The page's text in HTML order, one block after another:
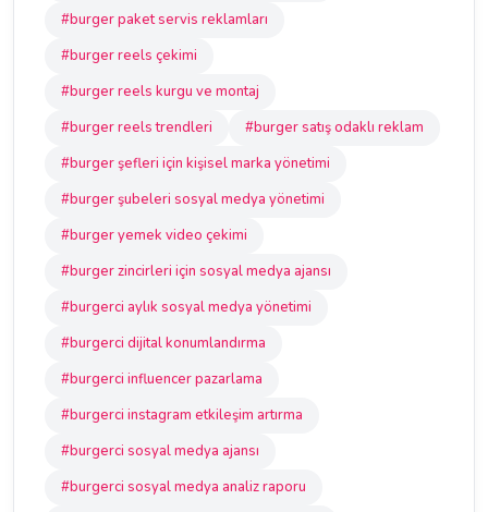
#burger paket servis reklamları
#burger reels çekimi
#burger reels kurgu ve montaj
#burger reels trendleri
#burger satış odaklı reklam
#burger şefleri için kişisel marka yönetimi
#burger şubeleri sosyal medya yönetimi
#burger yemek video çekimi
#burger zincirleri için sosyal medya ajansı
#burgerci aylık sosyal medya yönetimi
#burgerci dijital konumlandırma
#burgerci influencer pazarlama
#burgerci instagram etkileşim artırma
#burgerci sosyal medya ajansı
#burgerci sosyal medya analiz raporu